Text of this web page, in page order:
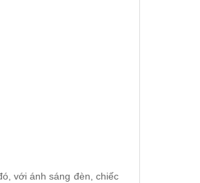
với ánh sáng đèn, chiếc